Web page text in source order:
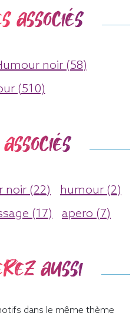
associés
noir (58)
(510)
noir (22)
humour (2)
(17) apero (7)
aussi
dans le même thème